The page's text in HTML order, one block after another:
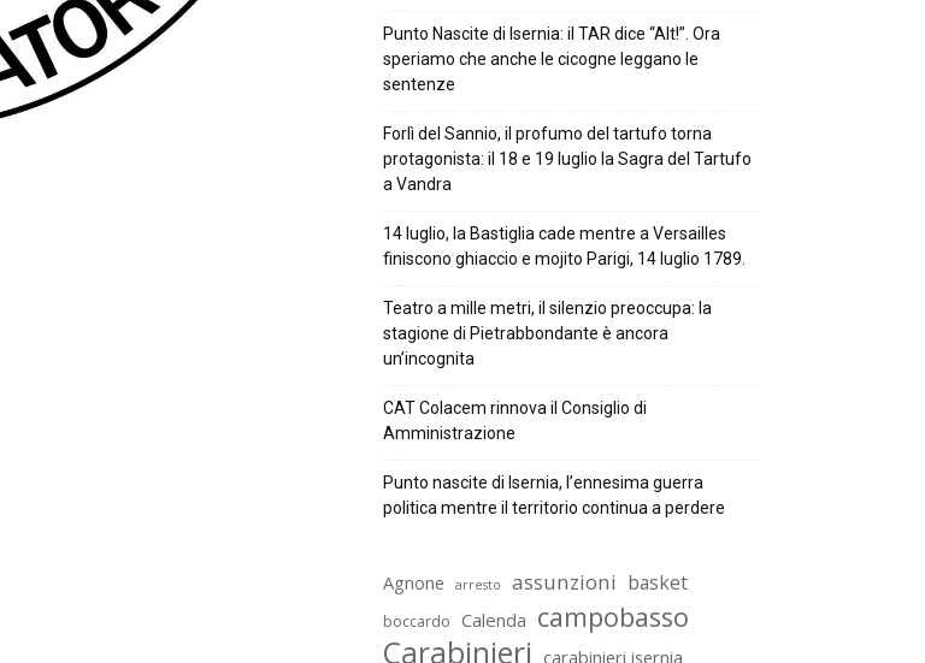
Punto Nascite di Isernia: il TAR dice “Alt!”. Ora
speriamo che anche le cicogne leggano le
sentenze
Forlì del Sannio, il profumo del tartufo torna
protagonista: il 18 e 19 luglio la Sagra del Tartufo
a Vandra
14 luglio, la Bastiglia cade mentre a Versailles
finiscono ghiaccio e mojito Parigi, 14 luglio 1789.
Teatro a mille metri, il silenzio preoccupa: la
stagione di Pietrabbondante è ancora
un’incognita
CAT Colacem rinnova il Consiglio di
Amministrazione
Punto nascite di Isernia, l’ennesima guerra
politica mentre il territorio continua a perdere
Agnone arresto assunzioni basket
boccardo Calenda campobasso
Carabinieri carabinieri isernia